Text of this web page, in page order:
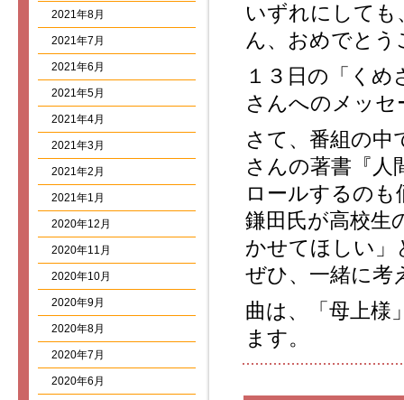
2021年8月
2021年7月
2021年6月
2021年5月
2021年4月
2021年3月
2021年2月
2021年1月
2020年12月
2020年11月
2020年10月
2020年9月
2020年8月
2020年7月
2020年6月
いずれにしても
ん、おめでとう
１３日の「く
さんへのメッ
さて、番組の中
さんの著書『人
ロールするの
鎌田氏が高校生
かせてほしい」
ぜひ、一緒に考
曲は、「母上様
ます。